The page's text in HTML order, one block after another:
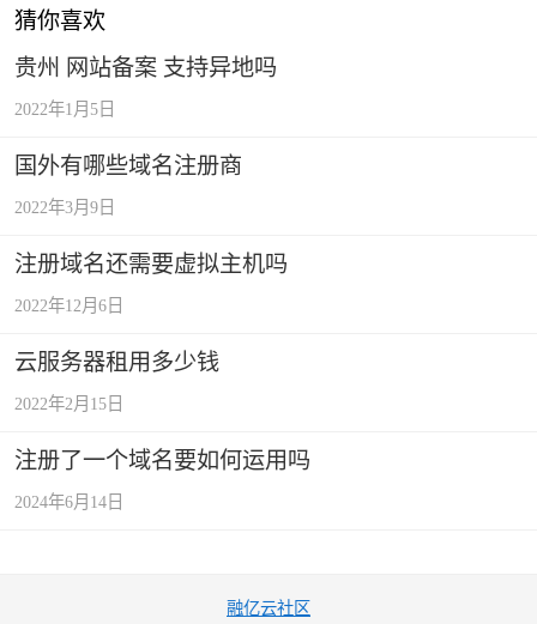
猜你喜欢
贵州 网站备案 支持异地吗
2022年1月5日
国外有哪些域名注册商
2022年3月9日
注册域名还需要虚拟主机吗
2022年12月6日
云服务器租用多少钱
2022年2月15日
注册了一个域名要如何运用吗
2024年6月14日
融亿云社区